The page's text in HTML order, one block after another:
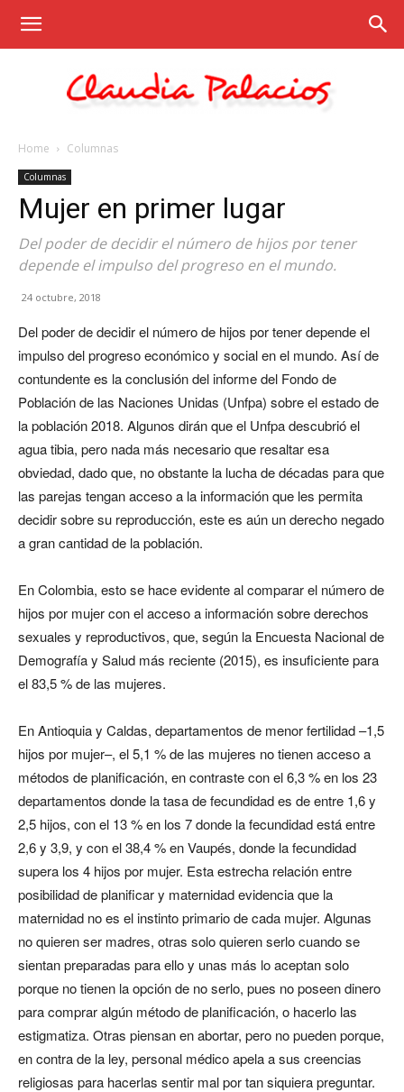
Home Columnas
Columnas
Mujer en primer lugar
Del poder de decidir el número de hijos por tener
depende el impulso del progreso en el mundo.
24 octubre, 2018
Del poder de decidir el número de hijos por tener depende el
impulso del progreso económico y social en el mundo. Así de
contundente es la conclusión del informe del Fondo de
Población de las Naciones Unidas (Unfpa) sobre el estado de
la población 2018. Algunos dirán que el Unfpa descubrió el
agua tibia, pero nada más necesario que resaltar esa
obviedad, dado que, no obstante la lucha de décadas para que
las parejas tengan acceso a la información que les permita
decidir sobre su reproducción, este es aún un derecho negado
a gran cantidad de la población.
En Colombia, esto se hace evidente al comparar el número de
hijos por mujer con el acceso a información sobre derechos
sexuales y reproductivos, que, según la Encuesta Nacional de
Demografía y Salud más reciente (2015), es insuficiente para
el 83,5 % de las mujeres.
En Antioquia y Caldas, departamentos de menor fertilidad –1,5
hijos por mujer–, el 5,1 % de las mujeres no tienen acceso a
métodos de planificación, en contraste con el 6,3 % en los 23
departamentos donde la tasa de fecundidad es de entre 1,6 y
2,5 hijos, con el 13 % en los 7 donde la fecundidad está entre
2,6 y 3,9, y con el 38,4 % en Vaupés, donde la fecundidad
supera los 4 hijos por mujer. Esta estrecha relación entre
posibilidad de planificar y maternidad evidencia que la
maternidad no es el instinto primario de cada mujer. Algunas
no quieren ser madres, otras solo quieren serlo cuando se
sientan preparadas para ello y unas más lo aceptan solo
porque no tienen la opción de no serlo, pues no poseen dinero
para comprar algún método de planificación, o hacerlo las
estigmatiza. Otras piensan en abortar, pero no pueden porque,
en contra de la ley, personal médico apela a sus creencias
religiosas para hacerlas sentir mal por tan siquiera preguntar.